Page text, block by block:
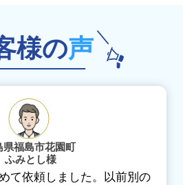
様の声
県福島市花園町
ふみとし様
て依頼しました。以前別の